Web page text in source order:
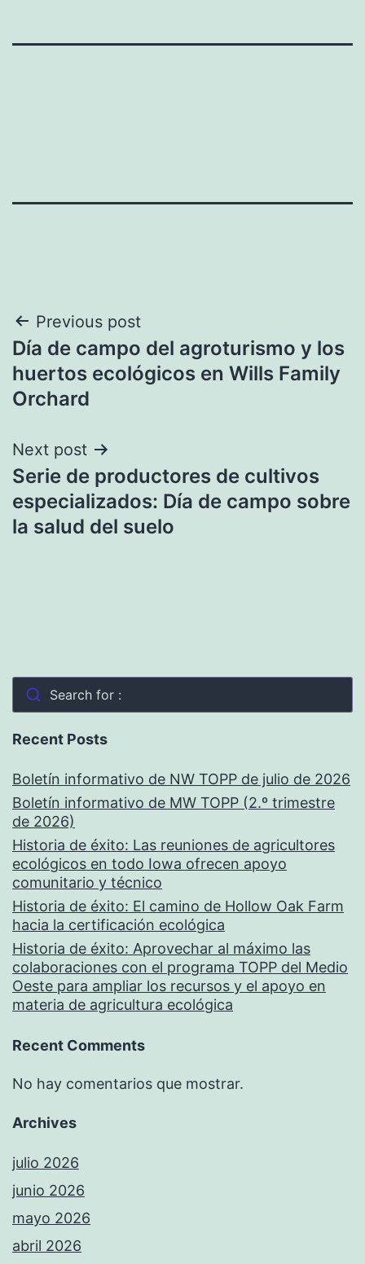
Navegación
de
entradas
Previous post
Día de campo del agroturismo y los
huertos ecológicos en Wills Family
Orchard
Next post
Serie de productores de cultivos
especializados: Día de campo sobre
la salud del suelo
Search for :
Recent Posts
Boletín informativo de NW TOPP de julio de 2026
Boletín informativo de MW TOPP (2.º trimestre
de 2026)
Historia de éxito: Las reuniones de agricultores
ecológicos en todo Iowa ofrecen apoyo
comunitario y técnico
Historia de éxito: El camino de Hollow Oak Farm
hacia la certificación ecológica
Historia de éxito: Aprovechar al máximo las
colaboraciones con el programa TOPP del Medio
Oeste para ampliar los recursos y el apoyo en
materia de agricultura ecológica
Recent Comments
No hay comentarios que mostrar.
Archives
julio 2026
junio 2026
mayo 2026
abril 2026